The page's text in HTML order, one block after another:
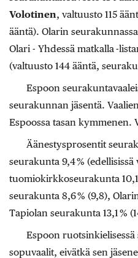
Volotinen, valtuusto 115
ääntä). Olarin
Olari - Yhdessä matkalla-
(valtuusto 144 ääntä,
Espoon
seurakunnan jäsentä.
Espoossa tasan kymmenen.
Äänestysprosentit
seurakunta 9,4 % (edellisissä
tuomiokirkkoseurakunta
seurakunta 8,6 % (9,8),
Tapiolan seurakunta 13,1 %
Espoon
sopuvaalit, eivätkä sen